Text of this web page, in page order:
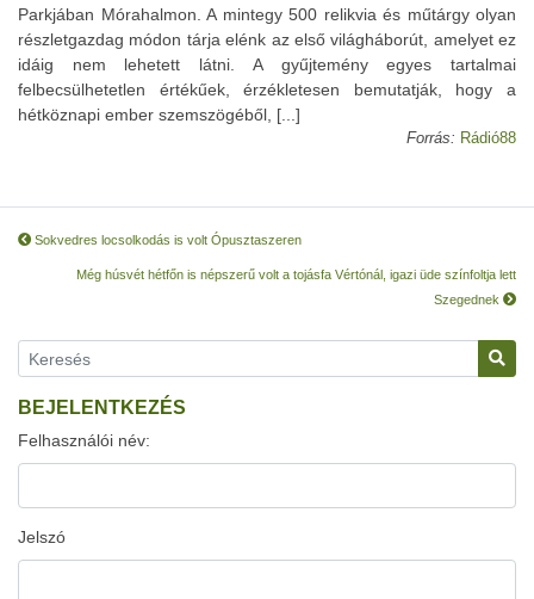
Parkjában Mórahalmon. A mintegy 500 relikvia és műtárgy olyan
részletgazdag módon tárja elénk az első világháborút, amelyet ez
idáig nem lehetett látni. A gyűjtemény egyes tartalmai
felbecsülhetetlen értékűek, érzékletesen bemutatják, hogy a
hétköznapi ember szemszögéből, [...]
Forrás: Rádió88
Sokvedres locsolkodás is volt Ópusztaszeren
Még húsvét hétfőn is népszerű volt a tojásfa Vértónál, igazi üde színfoltja lett
Szegednek
BEJELENTKEZÉS
Felhasználói név:
Jelszó